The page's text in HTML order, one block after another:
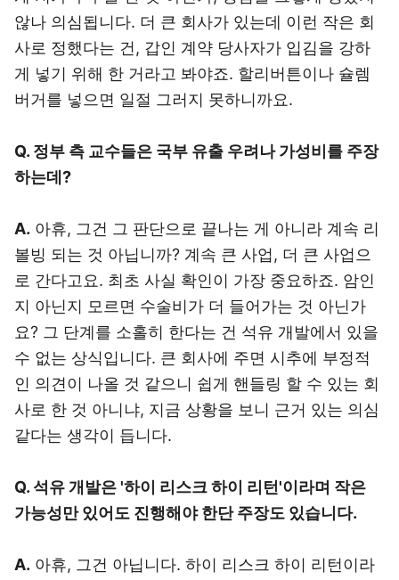
않나 의심됩니다. 더 큰 회사가 있는데 이런 작은 회
사로 정했다는 건, 갑인 계약 당사자가 입김을 강하
게 넣기 위해 한 거라고 봐야죠. 할리버튼이나 슐렘
버거를 넣으면 일절 그러지 못하니까요.
Q. 정부 측 교수들은 국부 유출 우려나 가성비를 주장
하는데?
A. 아휴, 그건 그 판단으로 끝나는 게 아니라 계속 리
볼빙 되는 것 아닙니까? 계속 큰 사업, 더 큰 사업으
로 간다고요. 최초 사실 확인이 가장 중요하죠. 암인
지 아닌지 모르면 수술비가 더 들어가는 것 아닌가
요? 그 단계를 소홀히 한다는 건 석유 개발에서 있을
수 없는 상식입니다. 큰 회사에 주면 시추에 부정적
인 의견이 나올 것 같으니 쉽게 핸들링 할 수 있는 회
사로 한 것 아니냐, 지금 상황을 보니 근거 있는 의심
같다는 생각이 듭니다.
Q. 석유 개발은 '하이 리스크 하이 리턴'이라며 작은
가능성만 있어도 진행해야 한단 주장도 있습니다.
A. 아휴, 그건 아닙니다. 하이 리스크 하이 리턴이라